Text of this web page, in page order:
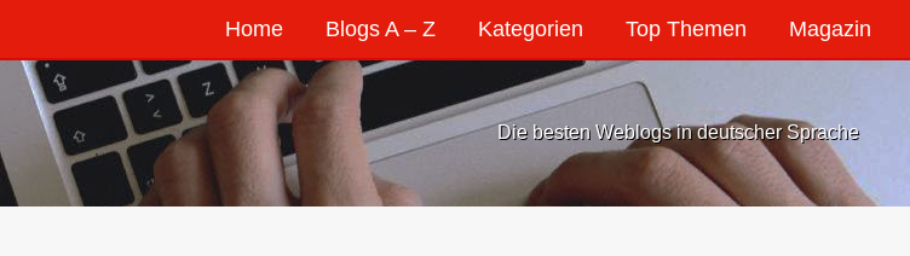
Home Blogs A – Z Kategorien Top Themen Magazin
Die besten Weblogs in deutscher Sprache